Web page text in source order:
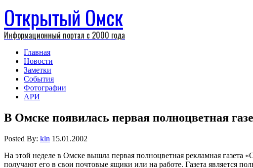
Открытый Омск
Информационный портал с 2000 года
Главная
Новости
Заметки
События
Фотографии
АРИ
В Омске появилась первая полноцветная
Posted By: kln 15.01.2002
На этой неделе в Омске вышла первая полноцветная рекламная
получают его в свои почтовые ящики или на работе. Газета является